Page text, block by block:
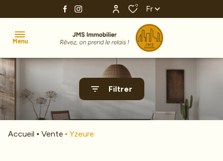
0 Fr
Menu
Ventes
Estimation
Filtrer
Accueil Vente Yzeure